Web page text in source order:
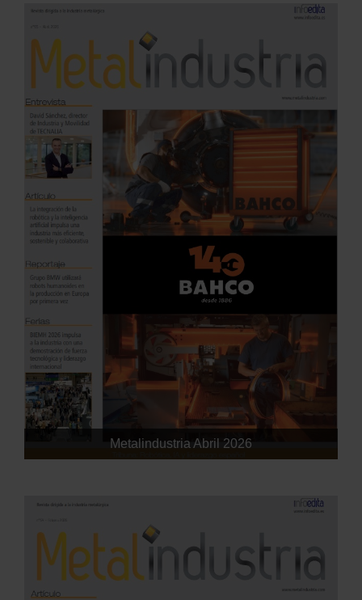
Metalindustria Abril 2026